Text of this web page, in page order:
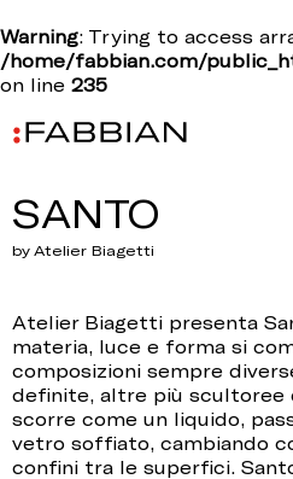
Warning: Trying to access
/home/fabbian.com/
on line 235
SANTO
by Atelier Biagetti
Atelier Biagetti presenta
materia, luce e forma si
composizioni sempre
definite, altre più scultoree
scorre come un liquido,
vetro soffiato, cambiando
confini tra le superfici.